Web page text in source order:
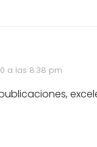
a las 8:38 pm